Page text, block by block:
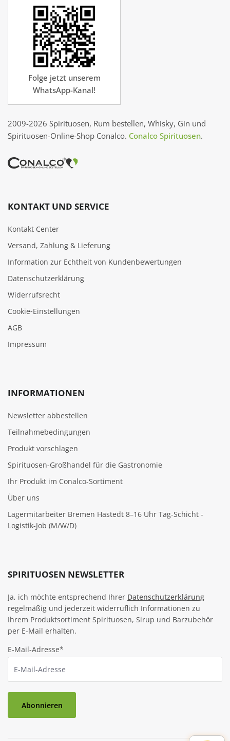
Folge jetzt unserem
WhatsApp-Kanal!
2009-2026 Spirituosen, Rum bestellen, Whisky, Gin und
Spirituosen-Online-Shop Conalco. Conalco Spirituosen.
KONTAKT UND SERVICE
Kontakt Center
Versand, Zahlung & Lieferung
Information zur Echtheit von Kundenbewertungen
Datenschutzerklärung
Widerrufsrecht
Cookie‑Einstellungen
AGB
Impressum
INFORMATIONEN
Newsletter abbestellen
Teilnahmebedingungen
Produkt vorschlagen
Spirituosen-Großhandel für die Gastronomie
Ihr Produkt im Conalco-Sortiment
Über uns
Lagermitarbeiter Bremen Hastedt 8–16 Uhr Tag-Schicht -
Logistik-Job (M/W/D)
SPIRITUOSEN NEWSLETTER
Ja, ich möchte entsprechend Ihrer Datenschutzerklärung
regelmäßig und jederzeit widerruflich Informationen zu
Ihrem Produktsortiment Spirituosen, Sirup und Barzubehör
per E-Mail erhalten.
E-Mail-Adresse*
Abonnieren